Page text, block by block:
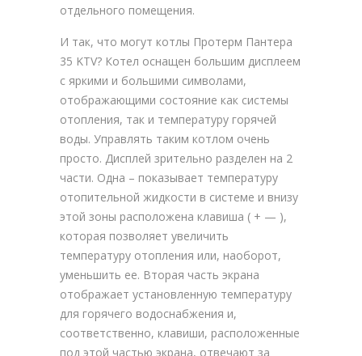
отдельного помещения.
И так, что могут котлы Протерм Пантера
35 KTV? Котел оснащен большим дисплеем
с яркими и большими символами,
отображающими состояние как системы
отопления, так и температуру горячей
воды. Управлять таким котлом очень
просто. Дисплей зрительно разделен на 2
части. Одна – показывает температуру
отопительной жидкости в системе и внизу
этой зоны расположена клавиша ( + — ),
которая позволяет увеличить
температуру отопления или, наоборот,
уменьшить ее. Вторая часть экрана
отображает установленную температуру
для горячего водоснабжения и,
соответственно, клавиши, расположенные
под этой частью экрана, отвечают за